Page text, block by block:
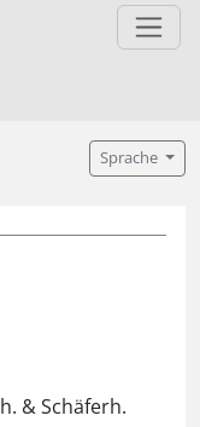
Sprache
& Schäferh.